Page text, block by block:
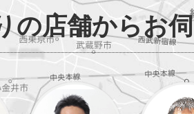
の店舗からお